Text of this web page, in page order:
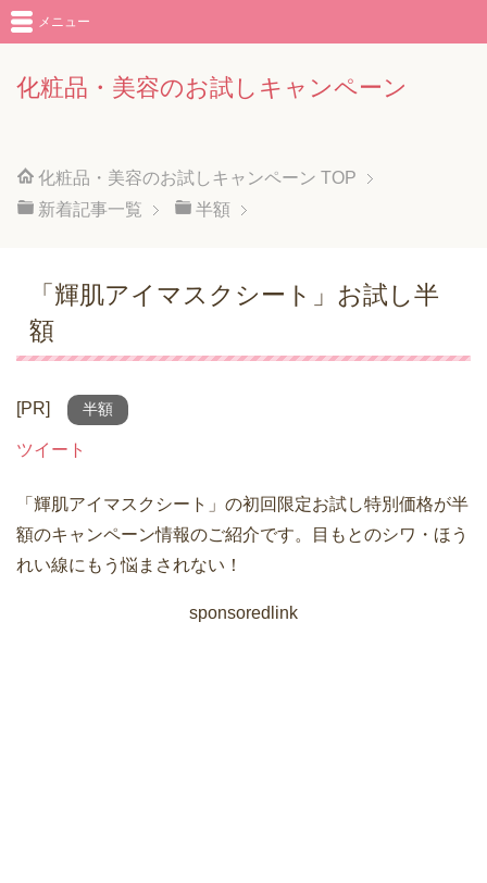
化粧品・美容のお試しキャンペーン
メニュー
化粧品・美容のお試しキャンペーン TOP
新着記事一覧
半額
「輝肌アイマスクシート」お試し半
額
[PR] 半額
ツイート
「輝肌アイマスクシート」の初回限定お試し特別価格が半
額のキャンペーン情報のご紹介です。目もとのシワ・ほう
れい線にもう悩まされない！
sponsoredlink